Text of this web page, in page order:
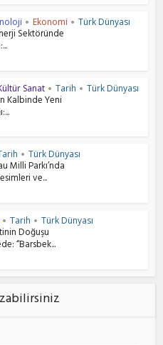
• Ekonomi • Türk Dünyası
Sektöründe
Sanat • Tarih • Türk Dünyası
Kalbinde Yeni
• Türk Dünyası
Milli Parkı’nda
ve...
• Tarih • Türk Dünyası
Doğuşu
“Barsbek...